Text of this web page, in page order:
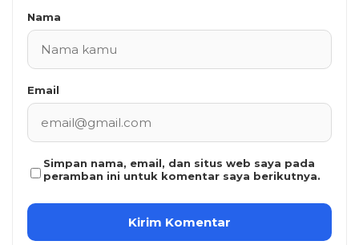
Nama
Email
Simpan nama, email, dan situs web saya pada
peramban ini untuk komentar saya berikutnya.